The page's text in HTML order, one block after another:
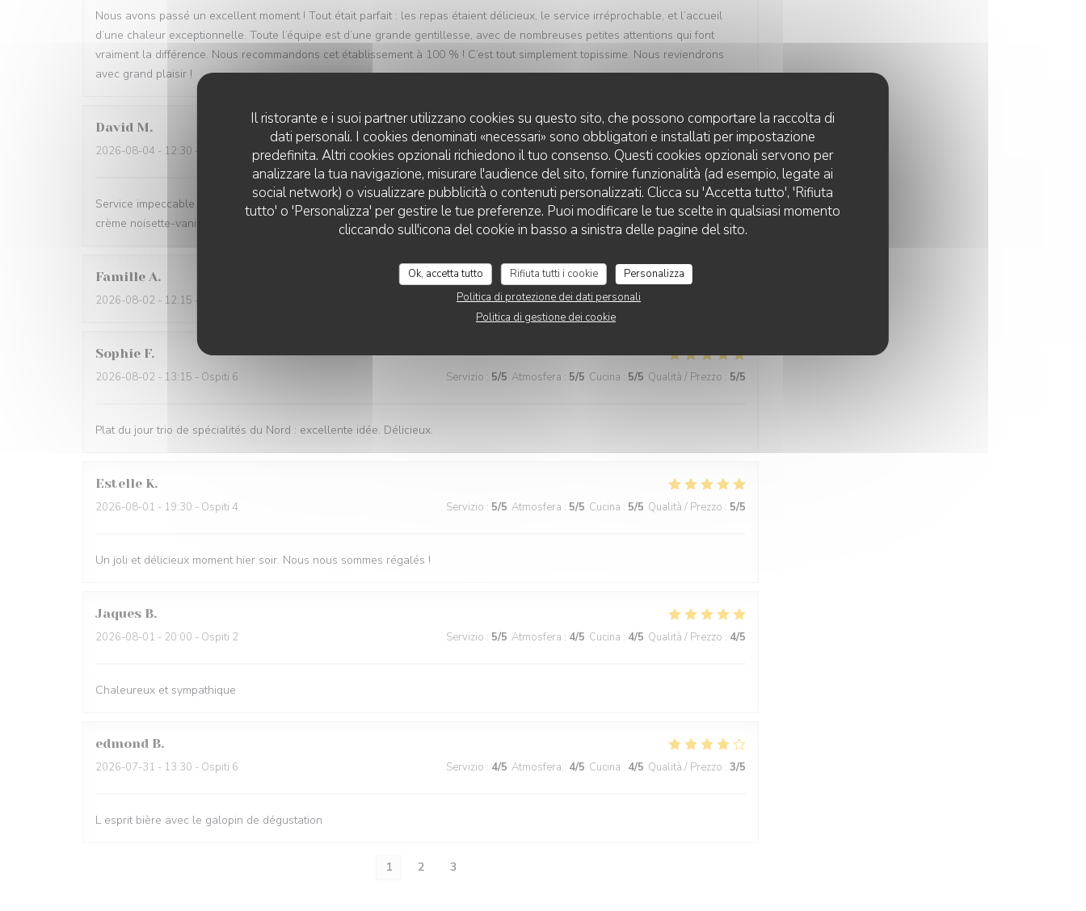
Il ristorante e i suoi partner utilizzano cookies su questo sito, che possono comportare la raccolta di
dati personali. I cookies denominati «necessari» sono obbligatori e installati per impostazione
predefinita. Altri cookies opzionali richiedono il tuo consenso. Questi cookies opzionali servono per
analizzare la tua navigazione, misurare l'audience del sito, fornire funzionalità (ad esempio, legate ai
social network) o visualizzare pubblicità o contenuti personalizzati. Clicca su 'Accetta tutto', 'Rifiuta
tutto' o 'Personalizza' per gestire le tue preferenze. Puoi modificare le tue scelte in qualsiasi momento
cliccando sull'icona del cookie in basso a sinistra delle pagine del sito.
Ok, accetta tutto Rifiuta tutti i cookie
Personalizza
Politica di protezione dei dati personali
Politica di gestione dei cookie
Nous avons passé un excellent moment ! Tout était parfait : les repas étaient délicieux, le service irréprochable, et l’accueil
d’une chaleur exceptionnelle. Toute l’équipe est d’une grande gentillesse, avec de nombreuses petites attentions qui font
vraiment la différence. Nous recommandons cet établissement à 100 % ! C’est tout simplement topissime. Nous reviendrons
avec grand plaisir !
David M
2026-08-04 - 12:30 - Ospiti 5 Servizio: 5/5 Atmosfera: 5/5 Cucina: 5/5 Qualità / Prezzo: 4/5
Service impeccable et convivial. Nourriture excellente et très copieuse. Je recommande particulièrement le mille feuille à la
crème noisette-vanille. Un délice 😋
Famille A
2026-08-02 - 12:15 - Ospiti 5 Servizio:5/5 Atmosfera:5/5 Cucina:5/5
Sophie F
2026-08-02 - 13:15 - Ospiti 6 Servizio : 5/5 Atmosfera : 5/5 Cucina : 5/5 Qualità / Prezzo : 5/5
Plat du jour trio de spécialités du Nord : excellente idée. Délicieux.
Estelle K
2026-08-01 - 19:30 - Ospiti 4 Servizio : 5/5 Atmosfera : 5/5 Cucina : 5/5 Qualità / Prezzo : 5/5
Un joli et délicieux moment hier soir. Nous nous sommes régalés !
Jaques B
2026-08-01 - 20:00 - Ospiti 2 Servizio : 5/5 Atmosfera : 4/5 Cucina : 4/5 Qualità / Prezzo : 4/5
Chaleureux et sympathique
edmond B
2026-07-31 - 13:30 - Ospiti 6 Servizio : 4/5 Atmosfera : 4/5 Cucina : 4/5 Qualità / Prezzo : 3/5
L esprit bière avec le galopin de dégustation
1 2 3